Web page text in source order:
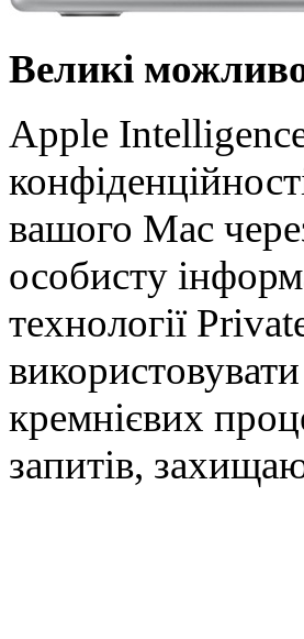
Великі
Apple
вашого Mac
особисту
технології
кремнієвих
запитів,